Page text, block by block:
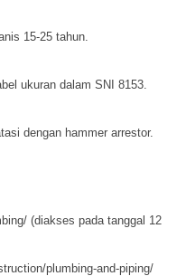
15-25 tahun.
ukuran dalam SNI 8153.
dengan hammer arrestor.
(diakses pada tanggal 12
plumbing-and-piping/